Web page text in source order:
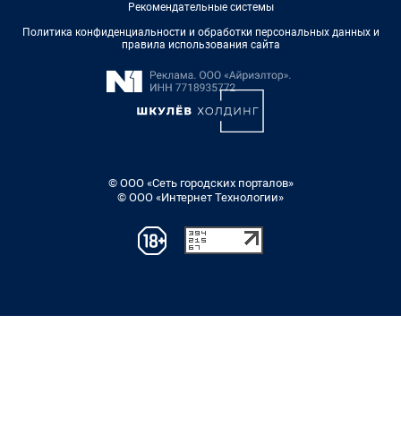
Рекомендательные системы
Политика конфиденциальности и обработки персональных данных и
правила использования сайта
© ООО «Сеть городских порталов»
© ООО «Интернет Технологии»